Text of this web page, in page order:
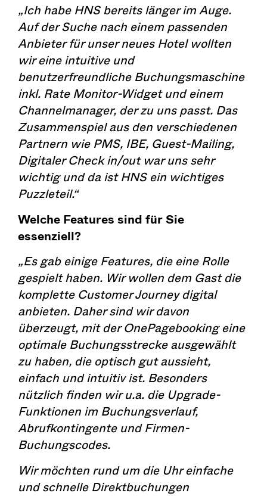
„Ich habe HNS bereits länger im Auge.
Auf der Suche nach einem passenden
Anbieter für unser neues Hotel wollten
wir eine intuitive und
benutzerfreundliche Buchungsmaschine
inkl. Rate Monitor-Widget und einem
Channelmanager, der zu uns passt. Das
Zusammenspiel aus den verschiedenen
Partnern wie PMS, IBE, Guest-Mailing,
Digitaler Check in/out war uns sehr
wichtig und da ist HNS ein wichtiges
Puzzleteil.“
Welche Features sind für Sie
essenziell?
„Es gab einige Features, die eine Rolle
gespielt haben. Wir wollen dem Gast die
komplette Customer Journey digital
anbieten. Daher sind wir davon
überzeugt, mit der OnePagebooking eine
optimale Buchungsstrecke ausgewählt
zu haben, die optisch gut aussieht,
einfach und intuitiv ist. Besonders
nützlich finden wir u.a. die Upgrade-
Funktionen im Buchungsverlauf,
Abrufkontingente und Firmen-
Buchungscodes.
Wir möchten rund um die Uhr einfache
und schnelle Direktbuchungen